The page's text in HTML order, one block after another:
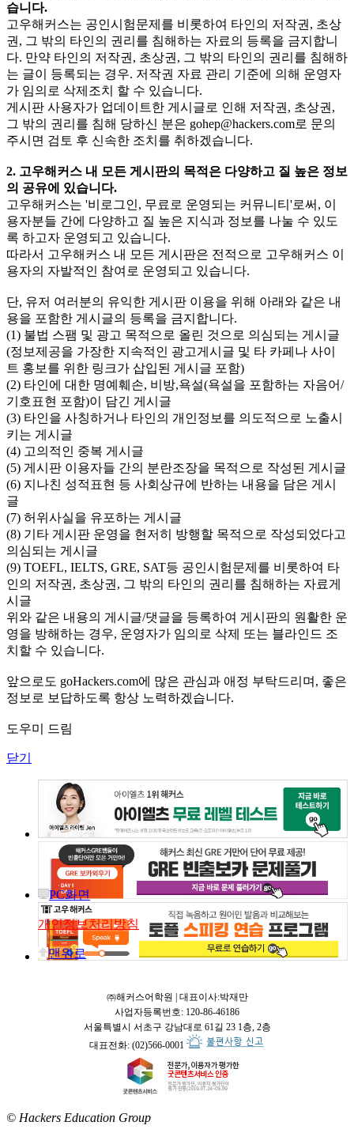
습니다.
고우해커스는 공인시험문제를 비롯하여 타인의 저작권, 초상
권, 그 밖의 타인의 권리를 침해하는 자료의 등록을 금지합니
다. 만약 타인의 저작권, 초상권, 그 밖의 타인의 권리를 침해하
는 글이 등록되는 경우. 저작권 자료 관리 기준에 의해 운영자
가 임의로 삭제조치 할 수 있습니다.
게시판 사용자가 업데이트한 게시글로 인해 저작권, 초상권,
그 밖의 권리를 침해 당하신 분은 gohep@hackers.com로 문의
주시면 검토 후 신속한 조치를 취하겠습니다.
2. 고우해커스 내 모든 게시판의 목적은 다양하고 질 높은 정보
의 공유에 있습니다.
고우해커스는 '비로그인, 무료로 운영되는 커뮤니티'로써, 이
용자분들 간에 다양하고 질 높은 지식과 정보를 나눌 수 있도
록 하고자 운영되고 있습니다.
따라서 고우해커스 내 모든 게시판은 전적으로 고우해커스 이
용자의 자발적인 참여로 운영되고 있습니다.
단, 유저 여러분의 유익한 게시판 이용을 위해 아래와 같은 내
용을 포함한 게시글의 등록을 금지합니다.
(1) 불법 스팸 및 광고 목적으로 올린 것으로 의심되는 게시글
(정보제공을 가장한 지속적인 광고게시글 및 타 카페나 사이
트 홍보를 위한 링크가 삽입된 게시글 포함)
(2) 타인에 대한 명예훼손, 비방,욕설(욕설을 포함하는 자음어/
기호표현 포함)이 담긴 게시글
(3) 타인을 사칭하거나 타인의 개인정보를 의도적으로 노출시
키는 게시글
(4) 고의적인 중복 게시글
(5) 게시판 이용자들 간의 분란조장을 목적으로 작성된 게시글
(6) 지나친 성적표현 등 사회상규에 반하는 내용을 담은 게시
글
(7) 허위사실을 유포하는 게시글
(8) 기타 게시판 운영을 현저히 방행할 목적으로 작성되었다고
의심되는 게시글
(9) TOEFL, IELTS, GRE, SAT등 공인시험문제를 비롯하여 타
인의 저작권, 초상권, 그 밖의 타인의 권리를 침해하는 자료게
시글
위와 같은 내용의 게시글/댓글을 등록하여 게시판의 원활한 운
영을 방해하는 경우, 운영자가 임의로 삭제 또는 블라인드 조
치할 수 있습니다.
앞으로도 goHackers.com에 많은 관심과 애정 부탁드리며, 좋은
정보로 보답하도록 항상 노력하겠습니다.
도우미 드림
닫기
PC화면
개인정보처리방침
맨위로
㈜해커스어학원 | 대표이사:박재만
사업자등록번호: 120-86-46186
서울특별시 서초구 강남대로 61길 23 1층, 2층
대표전화: (02)566-0001
© Hackers Education Group